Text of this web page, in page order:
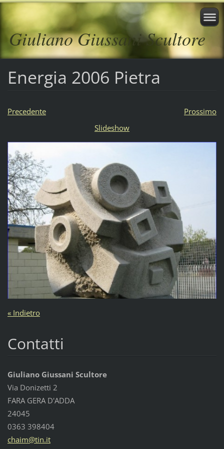
Giuliano Giussani Scultore
Energia 2006 Pietra
Precedente
Prossimo
Slideshow
« Indietro
Contatti
Giuliano Giussani Scultore
Via Donizetti 2
FARA GERA D'ADDA
24045
0363 398404
chaim@tin.it